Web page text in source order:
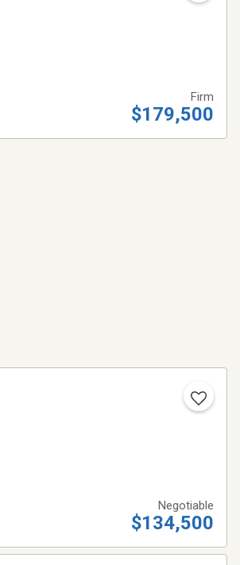
Firm
$179,500
Negotiable
$134,500